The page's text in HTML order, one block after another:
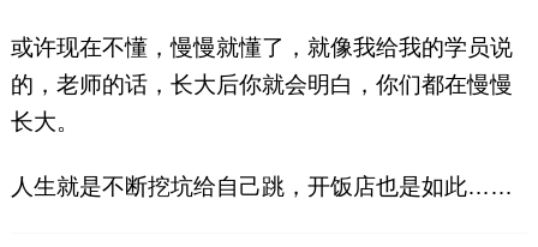
或许现在不懂，慢慢就懂了，就像我给我的学员说
的，老师的话，长大后你就会明白，你们都在慢慢
长大。
人生就是不断挖坑给自己跳，开饭店也是如此……